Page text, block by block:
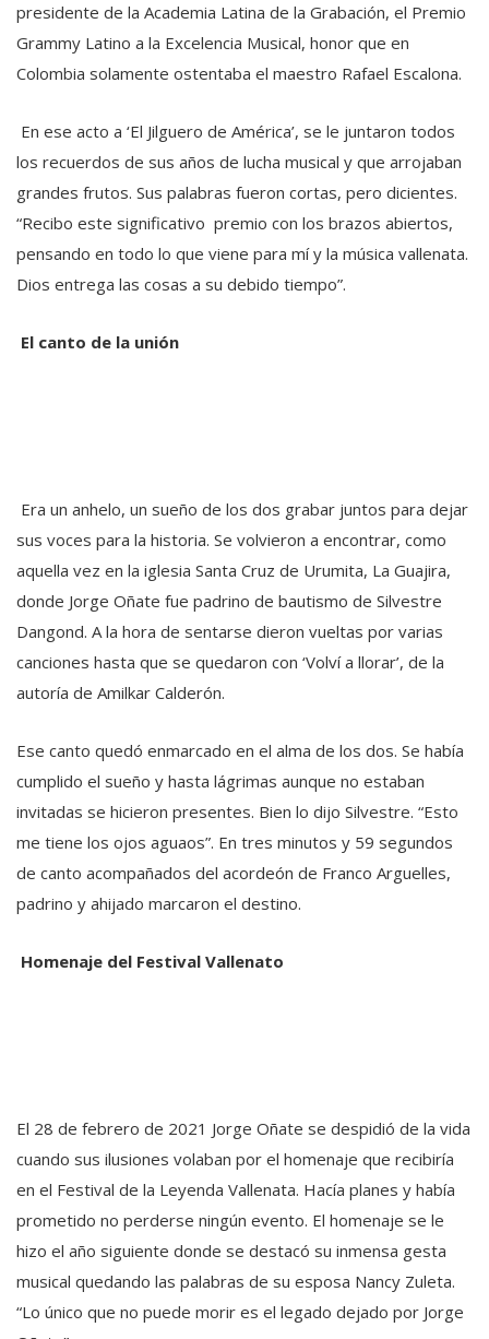
presidente de la Academia Latina de la Grabación, el Premio
Grammy Latino a la Excelencia Musical, honor que en
Colombia solamente ostentaba el maestro Rafael Escalona.
En ese acto a ‘El Jilguero de América’, se le juntaron todos
los recuerdos de sus años de lucha musical y que arrojaban
grandes frutos. Sus palabras fueron cortas, pero dicientes.
“Recibo este significativo premio con los brazos abiertos,
pensando en todo lo que viene para mí y la música vallenata.
Dios entrega las cosas a su debido tiempo”.
El canto de la unión
Era un anhelo, un sueño de los dos grabar juntos para dejar
sus voces para la historia. Se volvieron a encontrar, como
aquella vez en la iglesia Santa Cruz de Urumita, La Guajira,
donde Jorge Oñate fue padrino de bautismo de Silvestre
Dangond. A la hora de sentarse dieron vueltas por varias
canciones hasta que se quedaron con ‘Volví a llorar’, de la
autoría de Amilkar Calderón.
Ese canto quedó enmarcado en el alma de los dos. Se había
cumplido el sueño y hasta lágrimas aunque no estaban
invitadas se hicieron presentes. Bien lo dijo Silvestre. “Esto
me tiene los ojos aguaos”. En tres minutos y 59 segundos
de canto acompañados del acordeón de Franco Arguelles,
padrino y ahijado marcaron el destino.
Homenaje del Festival Vallenato
El 28 de febrero de 2021 Jorge Oñate se despidió de la vida
cuando sus ilusiones volaban por el homenaje que recibiría
en el Festival de la Leyenda Vallenata. Hacía planes y había
prometido no perderse ningún evento. El homenaje se le
hizo el año siguiente donde se destacó su inmensa gesta
musical quedando las palabras de su esposa Nancy Zuleta.
“Lo único que no puede morir es el legado dejado por Jorge